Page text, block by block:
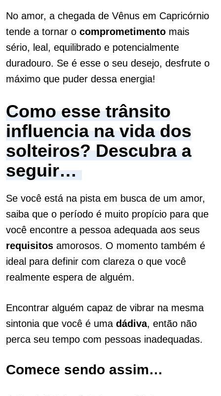
No amor, a chegada de Vênus em Capricórnio
tende a tornar o comprometimento mais
sério, leal, equilibrado e potencialmente
duradouro. Se é esse o seu desejo, desfrute o
máximo que puder dessa energia!
Como esse trânsito
influencia na vida dos
solteiros? Descubra a
seguir…
Se você está na pista em busca de um amor,
saiba que o período é muito propício para que
você encontre a pessoa adequada aos seus
requisitos amorosos. O momento também é
ideal para definir com clareza o que você
realmente espera de alguém.
Encontrar alguém capaz de vibrar na mesma
sintonia que você é uma dádiva, então não
perca seu tempo com pessoas inadequadas.
Comece sendo assim…